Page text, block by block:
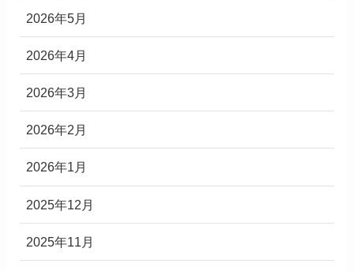
2026年5月
2026年4月
2026年3月
2026年2月
2026年1月
2025年12月
2025年11月